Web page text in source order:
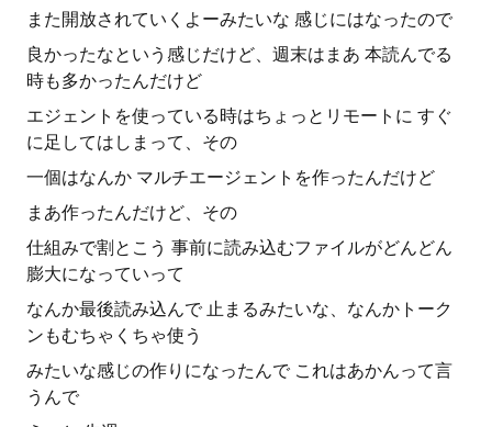
また開放されていくよーみたいな 感じにはなったので
良かったなという感じだけど、週末はまあ 本読んでる
時も多かったんだけど
エジェントを使っている時はちょっとリモートに すぐ
に足してはしまって、その
一個はなんか マルチエージェントを作ったんだけど
まあ作ったんだけど、その
仕組みで割とこう 事前に読み込むファイルがどんどん
膨大になっていって
なんか最後読み込んで 止まるみたいな、なんかトーク
ンもむちゃくちゃ使う
みたいな感じの作りになったんで これはあかんって言
うんで